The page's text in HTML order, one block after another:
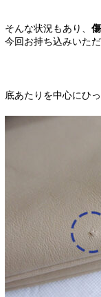
そんな状況もあり、
今回お持ち込みいただ
底あたりを中心にひ